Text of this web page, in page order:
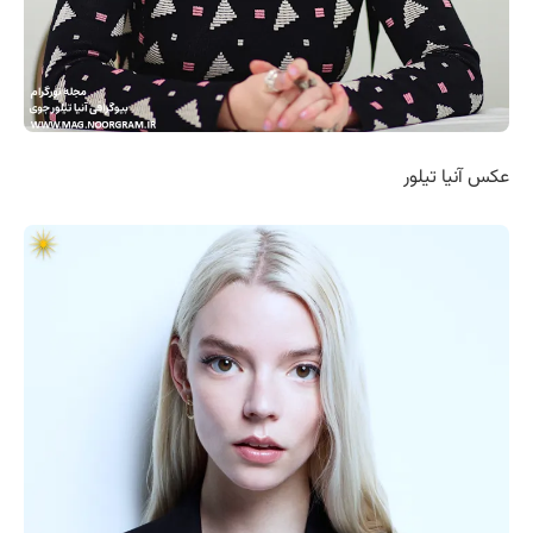
عکس آنیا تیلور